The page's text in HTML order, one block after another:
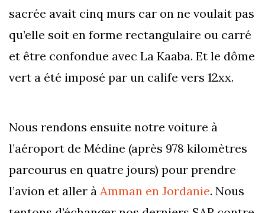
sacrée avait cinq murs car on ne voulait pas
qu’elle soit en forme rectangulaire ou carré
et être confondue avec La Kaaba. Et le dôme
vert a été imposé par un calife vers 12xx.
Nous rendons ensuite notre voiture à
l’aéroport de Médine (après 978 kilomètres
parcourus en quatre jours) pour prendre
l’avion et aller à Amman en Jordanie. Nous